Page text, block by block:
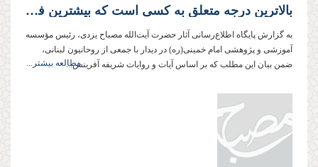
بالاترین درجه متعلق به کسی است که بیشترین فداکاری را در دفاع از دین دارد
به گزارش پایگاه اطلاع‌رسانی آثار حضرت آیت‌الله مصباح یزدی، رئیس مؤسسه
آموزشی و پژوهشی امام خمینی‌(ره) در دیدار با جمعی از روحانیون لبنانی،
ضمن بیان این مطلب که بر اساس آیات و روایات شریفه آفرینش...مطالعه بیشتر...